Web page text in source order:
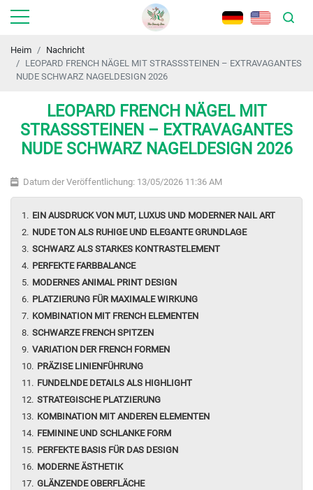
Heim
Nachricht
LEOPARD FRENCH NÄGEL MIT STRASSSTEINEN – EXTRAVAGANTES
NUDE SCHWARZ NAGELDESIGN 2026
LEOPARD FRENCH NÄGEL MIT
STRASSSTEINEN – EXTRAVAGANTES
NUDE SCHWARZ NAGELDESIGN 2026
Datum der Veröffentlichung: 13/05/2026 11:36 AM
EIN AUSDRUCK VON MUT, LUXUS UND MODERNER NAIL ART
NUDE TON ALS RUHIGE UND ELEGANTE GRUNDLAGE
SCHWARZ ALS STARKES KONTRASTELEMENT
PERFEKTE FARBBALANCE
MODERNES ANIMAL PRINT DESIGN
PLATZIERUNG FÜR MAXIMALE WIRKUNG
KOMBINATION MIT FRENCH ELEMENTEN
SCHWARZE FRENCH SPITZEN
VARIATION DER FRENCH FORMEN
PRÄZISE LINIENFÜHRUNG
FUNDELNDE DETAILS ALS HIGHLIGHT
STRATEGISCHE PLATZIERUNG
KOMBINATION MIT ANDEREN ELEMENTEN
FEMININE UND SCHLANKE FORM
PERFEKTE BASIS FÜR DAS DESIGN
MODERNE ÄSTHETIK
GLÄNZENDE OBERFLÄCHE